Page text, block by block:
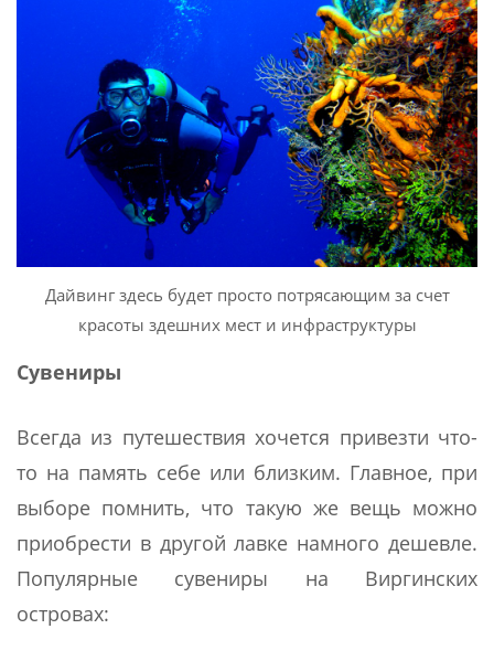
Дайвинг здесь будет просто потрясающим за счет
красоты здешних мест и инфраструктуры
Сувениры
Всегда из путешествия хочется привезти что-
то на память себе или близким. Главное, при
выборе помнить, что такую же вещь можно
приобрести в другой лавке намного дешевле.
Популярные сувениры на Виргинских
островах: